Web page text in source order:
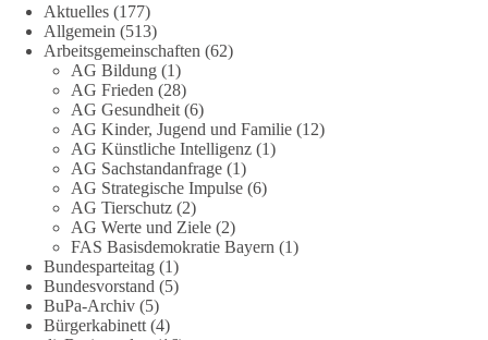
Eine demokratische Gesellschaft lebt nicht davon, unbequeme
Fragen zu vermeiden. Sie lebt davon, Fragen offen zu stellen
und transparent zu beantworten.
dieBasis fordert deshalb weiterhin eine unabhängige,
vollständige und transparente Aufarbeitung der Corona-Politik.
Ohne Denkverbote, ohne Vorverurteilungen und ohne Tabus.
Quellen:
https://apnews.com/article/fauci-diaries-covid-origins-
rand-paul-6b25da9f75a0becbaf2886ab22643e67
https://www.tichyseinblick.de/kolumnen/aus-aller-welt/usa-
tagebuch-fauci-corona-impfung/
#dieBasis #Corona #Aufarbeitung
Aktuelles (177)
Allgemein (513)
Arbeitsgemeinschaften (62)
AG Bildung (1)
AG Frieden (28)
AG Gesundheit (6)
AG Kinder, Jugend und Familie (12)
AG Künstliche Intelligenz (1)
AG Sachstandanfrage (1)
AG Strategische Impulse (6)
AG Tierschutz (2)
AG Werte und Ziele (2)
FAS Basisdemokratie Bayern (1)
Bundesparteitag (1)
Bundesvorstand (5)
BuPa-Archiv (5)
Bürgerkabinett (4)